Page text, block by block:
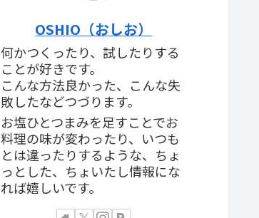
OSHIO（おしお）
何かつくったり、試したりする
ことが好きです。
こんな方法良かった、こんな失
敗したなどつづります。
お塩ひとつまみを足すことでお
料理の味が変わったり、いつも
とは違ったりするような、ちょ
っとした、ちょいたし情報にな
れば嬉しいです。